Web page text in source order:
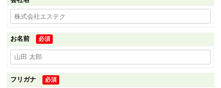
お名前 必須
フリガナ 必須